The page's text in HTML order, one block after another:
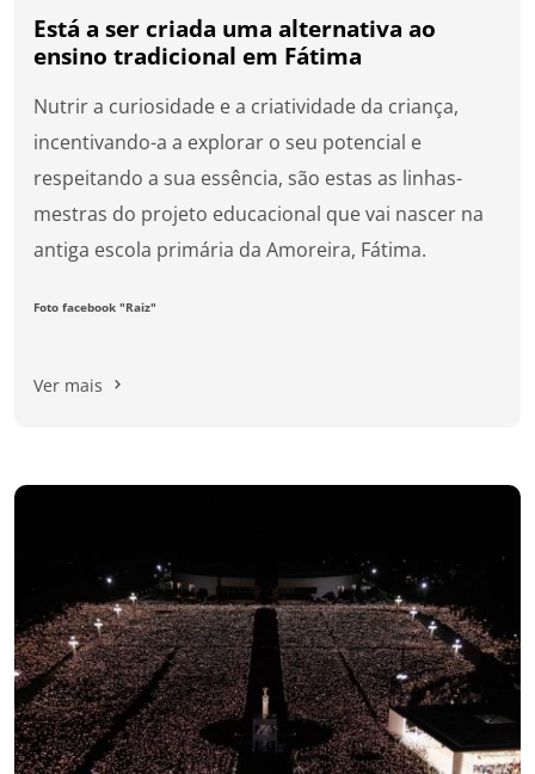
Está a ser criada uma alternativa ao
ensino tradicional em Fátima
Nutrir a curiosidade e a criatividade da criança,
incentivando-a a explorar o seu potencial e
respeitando a sua essência, são estas as linhas-
mestras do projeto educacional que vai nascer na
antiga escola primária da Amoreira, Fátima.
Foto facebook "Raiz"
Ver mais